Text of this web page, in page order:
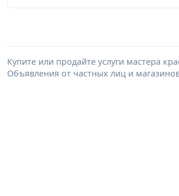
Купите или продайте услуги мастера
Объявления от частных лиц и